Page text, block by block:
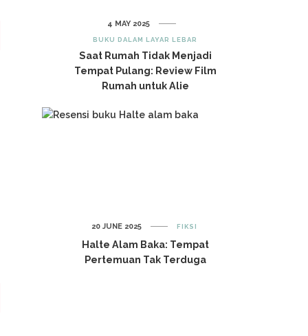
BUKU DALAM LAYAR LEBAR
Saat Rumah Tidak Menjadi
Tempat Pulang: Review Film
Rumah untuk Alie
4 MAY 2025
FIKSI
Halte Alam Baka: Tempat
Pertemuan Tak Terduga
20 JUNE 2025